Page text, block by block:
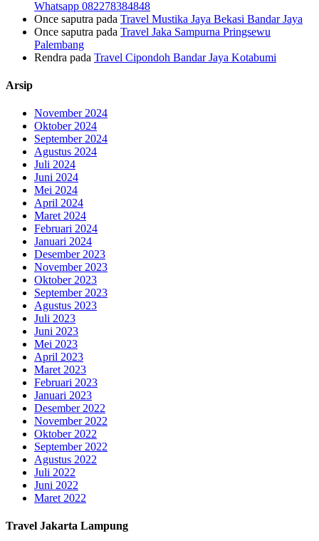
Whatsapp 082278384848
Once saputra pada Travel Mustika Jaya Bekasi Bandar Jaya
Once saputra pada Travel Jaka Sampurna Pringsewu
Palembang
Rendra pada Travel Cipondoh Bandar Jaya Kotabumi
Arsip
November 2024
Oktober 2024
September 2024
Agustus 2024
Juli 2024
Juni 2024
Mei 2024
April 2024
Maret 2024
Februari 2024
Januari 2024
Desember 2023
November 2023
Oktober 2023
September 2023
Agustus 2023
Juli 2023
Juni 2023
Mei 2023
April 2023
Maret 2023
Februari 2023
Januari 2023
Desember 2022
November 2022
Oktober 2022
September 2022
Agustus 2022
Juli 2022
Juni 2022
Maret 2022
Travel Jakarta Lampung